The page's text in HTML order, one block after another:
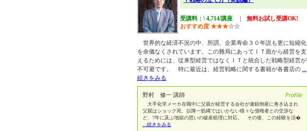
受講料：\ 4,714/講座
無料お試し受講OK!
おすすめ度 ★★★☆☆
世界的な経済不況の中、所謂、企業寿命３０年説も更に短縮化
を余儀なくされています。この難局にあってＩＴ面から経営を支
えるためには、従来型経営ではなくＩＴと統合した戦略型経営が
不可避です。 特に最近は、経営戦略に関する書籍が各書店の ...
続きをみる
野村 修一 講師
大手化学メーカ在職中に父親が経営する会社が連鎖倒産に巻き込まれ
父親はショック死、以降一筋縄ではいかない様々な債権者との交渉な
ど、7年に及ぶ地獄の思いの破産処理に対応。 その後、この経験を活�
...続きをみる